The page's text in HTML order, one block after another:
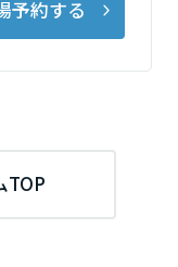
目の最新情報など、住
です。
予約する
TOP